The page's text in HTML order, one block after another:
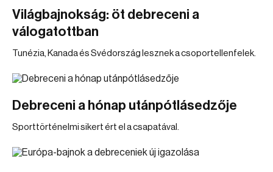
Világbajnokság: öt debreceni a
válogatottban
Tunézia, Kanada és Svédország lesznek a csoportellenfelek.
Debreceni a hónap utánpótlásedzője
Sporttörténelmi sikert ért el a csapatával.